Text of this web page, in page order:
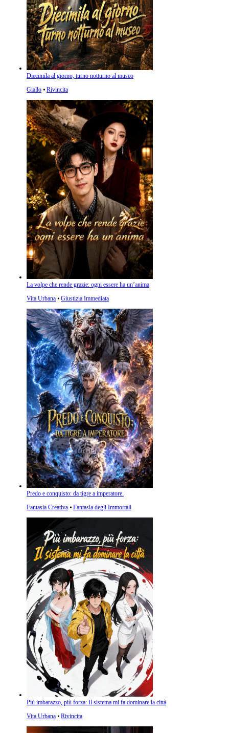
Diecimila al giorno, turno notturno al museo
Giallo ⦁ Rivincita
La volpe che rende grazie: ogni essere ha un’anima
Vita Urbana ⦁ Giustizia Immediata
Predo e conquisto: da tigre a imperatore.
Fantasia Creativa ⦁ Fantasia degli Immortali
Più imbarazzo, più forza: Il sistema mi fa dominare la città
Vita Urbana ⦁ Rivincita